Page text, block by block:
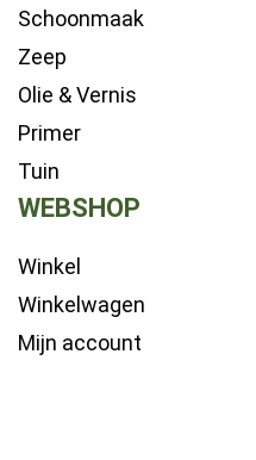
Schoonmaak
Zeep
Olie & Vernis
Primer
Tuin
WEBSHOP
Winkel
Winkelwagen
Mijn account